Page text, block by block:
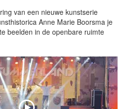
van een nieuwe kunstserie
Anne Marie Boorsma je
beelden in de openbare ruimte